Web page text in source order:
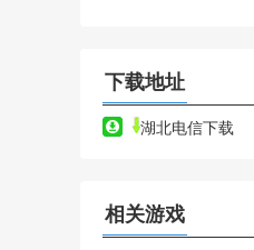
下载地址
湖北电信下载
相关游戏